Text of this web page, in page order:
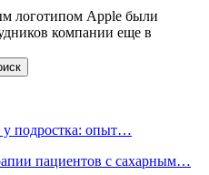
логотипом Apple были
компании еще в
подростка: опыт…
пациентов с сахарным…